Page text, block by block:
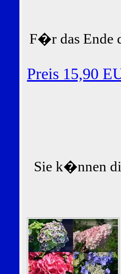
F�r das Ende
Preis 15,90
Sie k�nnen